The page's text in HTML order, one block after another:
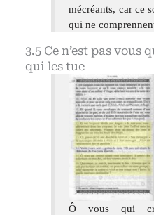
mécréants, car ce
qui ne
Ce n’est pas vous
qui les tue
Ô vous qui